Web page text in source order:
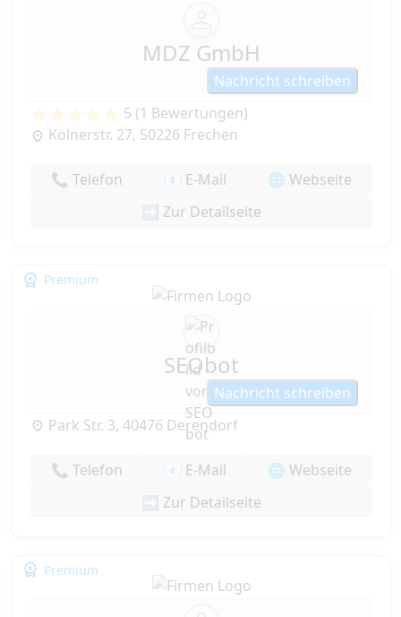
MDZ GmbH
Nachricht schreiben
5 (1 Bewertungen)
Kölnerstr. 27, 50226 Frechen
📞 Telefon 📧 E-Mail
🌐 Webseite
➡️ Zur Detailseite
Premium
SEObot
Nachricht schreiben
Park Str. 3, 40476 Derendorf
📞 Telefon 📧 E-Mail
🌐 Webseite
➡️ Zur Detailseite
Premium